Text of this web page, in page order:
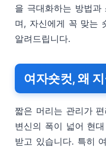
을 극대화하는 방법과
며, 자신에게 꼭 맞는
알려드립니다.
여자숏컷, 왜
짧은 머리는 관리가
변신의 폭이 넓어 현
받고 있습니다. 특히